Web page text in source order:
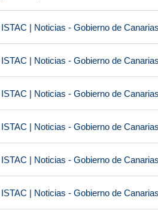
ISTAC | Noticias - Gobierno de Canarias
ISTAC | Noticias - Gobierno de Canarias
ISTAC | Noticias - Gobierno de Canarias
ISTAC | Noticias - Gobierno de Canarias
ISTAC | Noticias - Gobierno de Canarias
ISTAC | Noticias - Gobierno de Canarias